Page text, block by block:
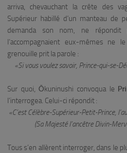
arriva, chevauchant la crête des
Supérieur habillé d’un manteau de
demanda son nom, ne répondit
l’accompagnaient eux-mêmes ne
grenouille prit la parole :
«Si vous voulez savoir, Prince-qui-se-
Sur quoi, Ōkuninushi convoqua le
l’interrogea. Celui-ci répondit :
«C’est Célèbre-Supérieur-Petit-Prince,
(Sa Majesté l’ancêtre Divin-
Tous s’en allèrent interroger, dans le